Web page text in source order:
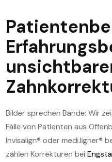
Bilder sprechen Bände: Wir
Fälle von Patienten aus
Invisalign® oder medi.ligner®
zählen Korrekturen bei